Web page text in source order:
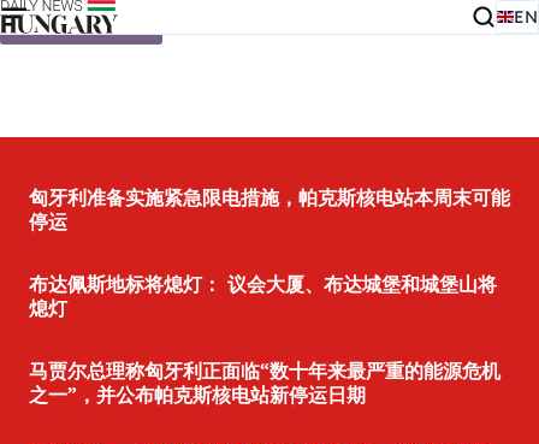
Skip to content EN
匈牙利准备实施紧急限电措施，帕克斯核电站本周末可能
停运
布达佩斯地标将熄灯： 议会大厦、布达城堡和城堡山将
熄灯
马贾尔总理称匈牙利正面临“数十年来最严重的能源危机
之一”，并公布帕克斯核电站新停运日期